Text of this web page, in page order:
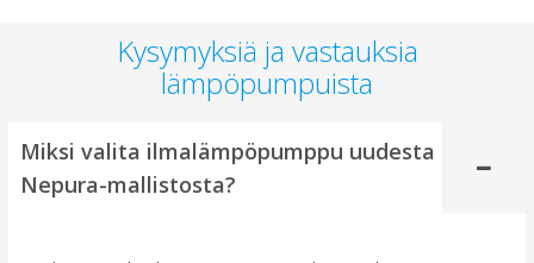
Kysymyksiä ja vastauksia
lämpöpumpuista
Miksi valita ilmalämpöpumppu uudesta
Nepura-mallistosta?